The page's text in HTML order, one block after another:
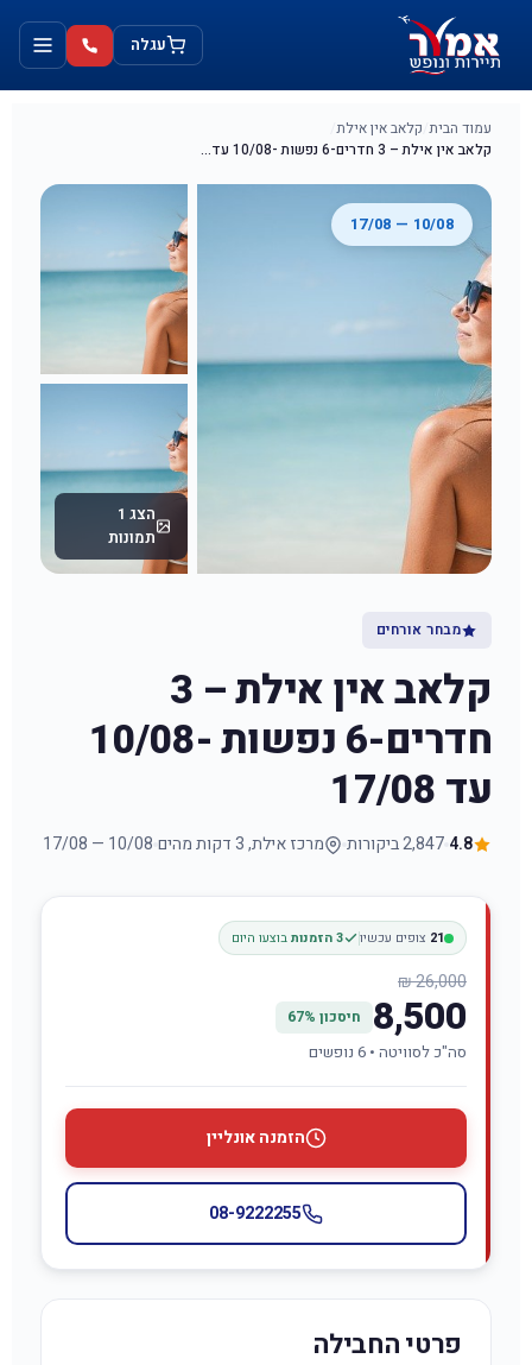
עגלה
עמוד הבית קלאב אין אילת
קלאב אין אילת – 3 חדרים-6 נפשות -10/08 עד 17/08
10/08 — 17/08
הצג 1
תמונות
מבחר אורחים
קלאב אין אילת – 3
חדרים-6 נפשות -10/08
עד 17/08
4.8 2,847 ביקורות מרכז אילת, 3 דקות מהים 10/08 — 17/08
21 צופים עכשיו 3 הזמנות בוצעו היום
26,000 ₪
8,500 חיסכון 67%
סה"כ לסוויטה • 6 נופשים
הזמנה אונליין
08-9222255
פרטי החבילה